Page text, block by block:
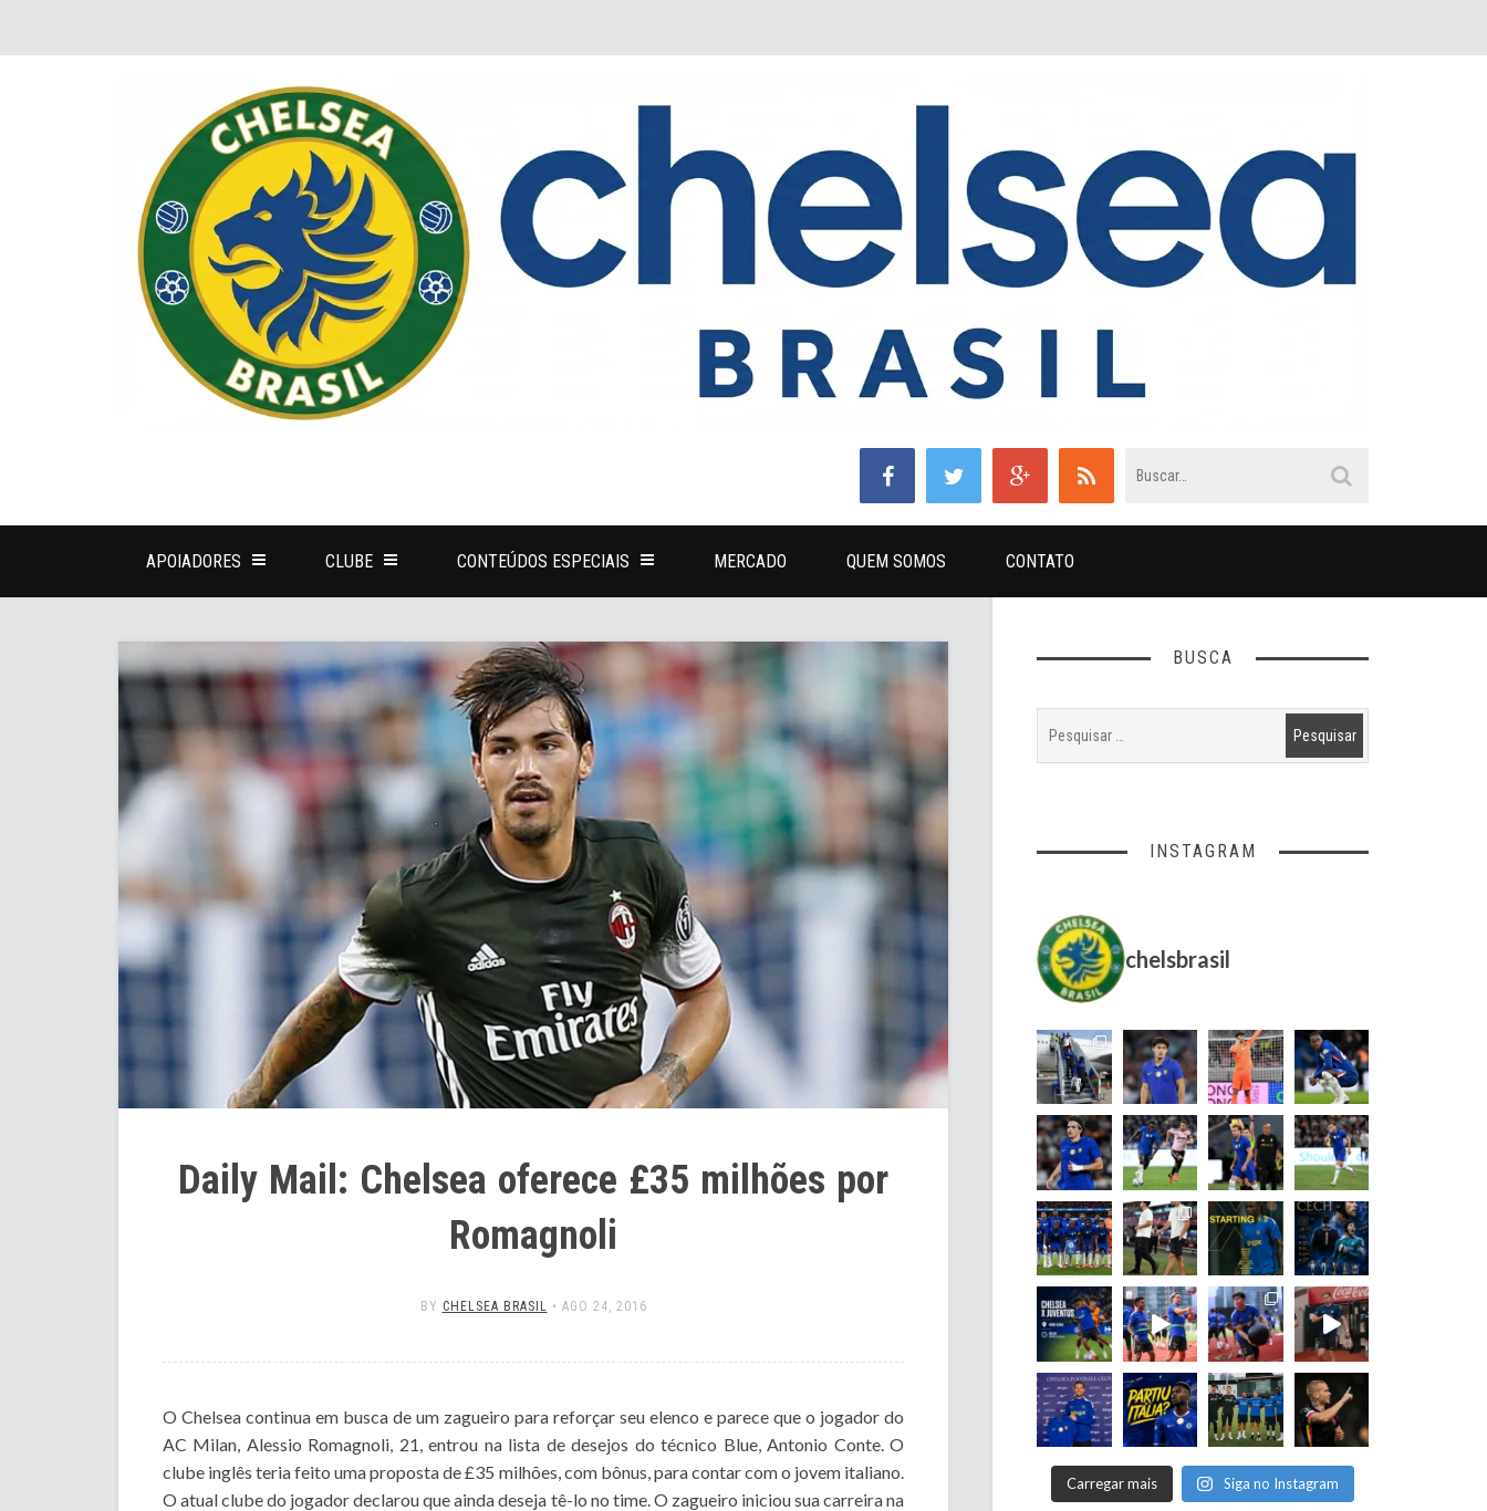
APOIADORES CLUBE CONTEÚDOS ESPECIAIS MERCADO QUEM SOMOS CONTATO
Daily Mail: Chelsea oferece £35 milhões por
Romagnoli
BY CHELSEA BRASIL • AGO 24, 2016
O Chelsea continua em busca de um zagueiro para reforçar seu elenco e parece que o jogador do
AC Milan, Alessio Romagnoli, 21, entrou na lista de desejos do técnico Blue, Antonio Conte. O
clube inglês teria feito uma proposta de £35 milhões, com bônus, para contar com o jovem italiano.
O atual clube do jogador declarou que ainda deseja tê-lo no time. O zagueiro iniciou sua carreira na
BUSCA
INSTAGRAM
chelsbrasil
Carregar mais Siga no Instagram